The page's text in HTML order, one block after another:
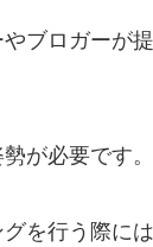
ブロガーが
が必要です。
を行う際に